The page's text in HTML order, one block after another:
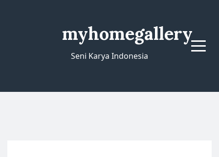
myhomegallery
Seni Karya Indonesia
Menu